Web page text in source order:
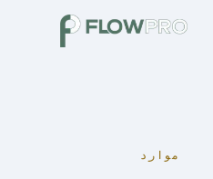
موارد